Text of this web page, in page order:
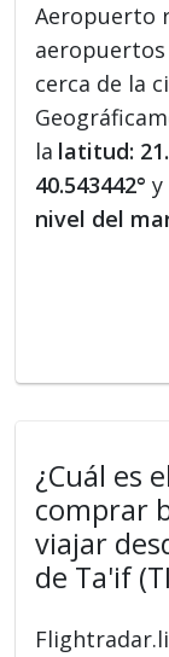
Aeropuerto
cerca de la
la latitud:
40.543442° y
nivel del
¿Cuál es
comprar
viajar
de Ta'if